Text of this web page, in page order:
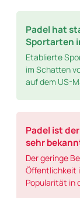
Padel hat
Sportarten
Etablierte
im Schatten
auf dem US-
Padel ist
sehr
Der geringe
Öffentlichkeit
Popularität in